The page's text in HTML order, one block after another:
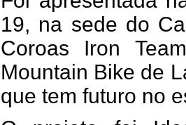
19, na sede do
Coroas Iron
Mountain Bike de
que tem futuro no